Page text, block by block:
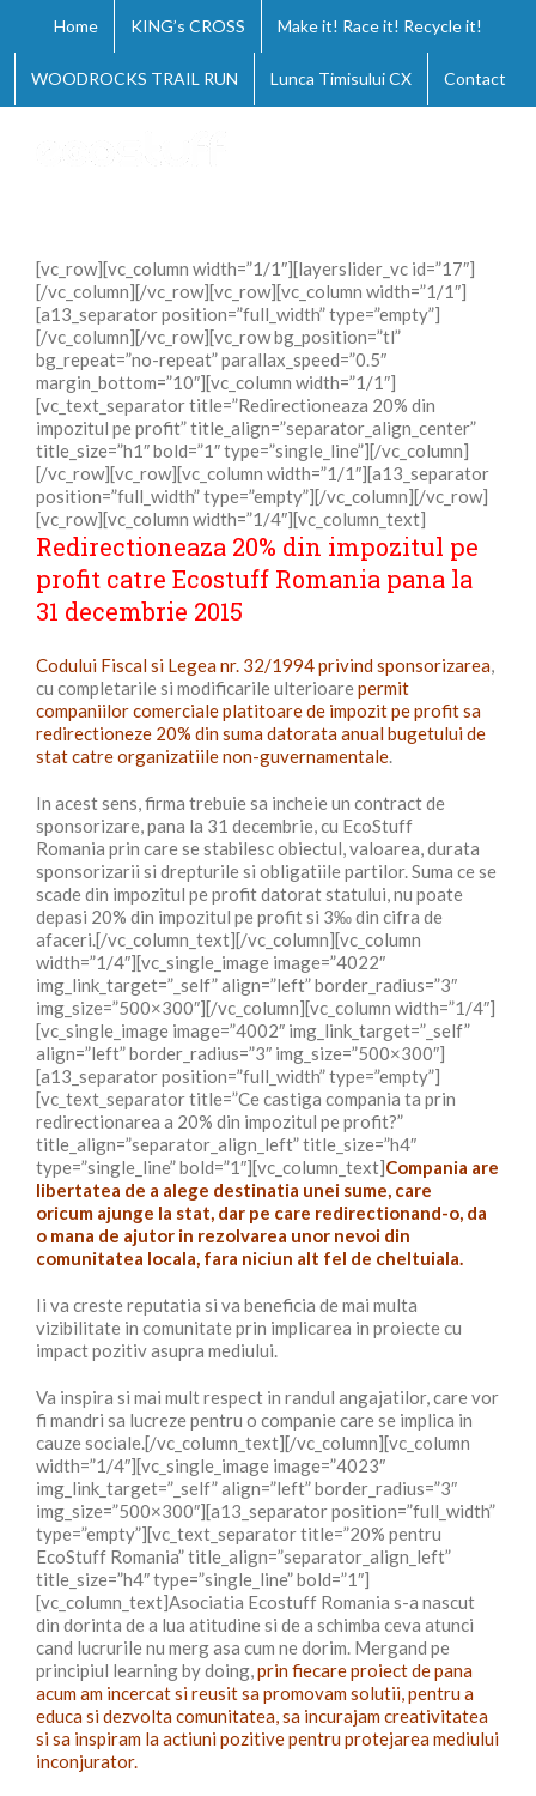
content
Home KING’s CROSS Make it! Race it! Recycle it!
WOODROCKS TRAIL RUN Lunca Timisului CX Contact
[vc_row][vc_column width=”1/1″][layerslider_vc id=”17″]
[/vc_column][/vc_row][vc_row][vc_column width=”1/1″]
[a13_separator position=”full_width” type=”empty”]
[/vc_column][/vc_row][vc_row bg_position=”tl”
bg_repeat=”no-repeat” parallax_speed=”0.5″
margin_bottom=”10″][vc_column width=”1/1″]
[vc_text_separator title=”Redirectioneaza 20% din
impozitul pe profit” title_align=”separator_align_center”
title_size=”h1″ bold=”1″ type=”single_line”][/vc_column]
[/vc_row][vc_row][vc_column width=”1/1″][a13_separator
position=”full_width” type=”empty”][/vc_column][/vc_row]
[vc_row][vc_column width=”1/4″][vc_column_text]
Redirectioneaza 20% din impozitul pe
profit catre Ecostuff Romania pana la
31 decembrie 2015
Codului Fiscal si Legea nr. 32/1994 privind sponsorizarea,
cu completarile si modificarile ulterioarepermit
companiilor comerciale platitoare de impozit pe profit sa
redirectioneze 20% din suma datorata anual bugetului de
stat catre organizatiile non-guvernamentale.
In acest sens, firma trebuie sa incheie un contract de
sponsorizare, pana la 31 decembrie, cu EcoStuff
Romania prin care se stabilesc obiectul, valoarea, durata
sponsorizarii si drepturile si obligatiile partilor. Suma ce se
scade din impozitul pe profit datorat statului, nu poate
depasi 20% din impozitul pe profit si 3‰ din cifra de
afaceri.[/vc_column_text][/vc_column][vc_column
width=”1/4″][vc_single_image image=”4022″
img_link_target=”_self” align=”left” border_radius=”3″
img_size=”500×300″][/vc_column][vc_column width=”1/4″]
[vc_single_image image=”4002″ img_link_target=”_self”
align=”left” border_radius=”3″ img_size=”500×300″]
[a13_separator position=”full_width” type=”empty”]
[vc_text_separator title=”Ce castiga compania ta prin
redirectionarea a 20% din impozitul pe profit?”
title_align=”separator_align_left” title_size=”h4″
type=”single_line” bold=”1″][vc_column_text]Compania are
libertatea de a alege destinatia unei sume, care
oricum ajunge la stat, dar pe care redirectionand-o, da
o mana de ajutor in rezolvarea unor nevoi din
comunitatea locala, fara niciun alt fel de cheltuiala.
Ii va creste reputatia si va beneficia de mai multa
vizibilitate in comunitate prin implicarea in proiecte cu
impact pozitiv asupra mediului.
Va inspira si mai mult respect in randul angajatilor, care vor
fi mandri sa lucreze pentru o companie care se implica in
cauze sociale.[/vc_column_text][/vc_column][vc_column
width=”1/4″][vc_single_image image=”4023″
img_link_target=”_self” align=”left” border_radius=”3″
img_size=”500×300″][a13_separator position=”full_width”
type=”empty”][vc_text_separator title=”20% pentru
EcoStuff Romania” title_align=”separator_align_left”
title_size=”h4″ type=”single_line” bold=”1″]
[vc_column_text]Asociatia Ecostuff Romania s-a nascut
din dorinta de a lua atitudine si de a schimba ceva atunci
cand lucrurile nu merg asa cum ne dorim. Mergand pe
principiul learning by doing,prin fiecare proiect de pana
acum am incercat si reusit sa promovam solutii, pentru a
educa si dezvolta comunitatea, sa incurajam creativitatea
si sa inspiram la actiuni pozitive pentru protejarea mediului
inconjurator.